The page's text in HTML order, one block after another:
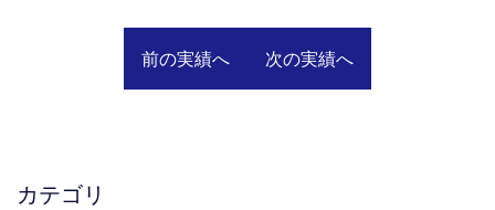
前の実績へ 次の実績へ
カテゴリ